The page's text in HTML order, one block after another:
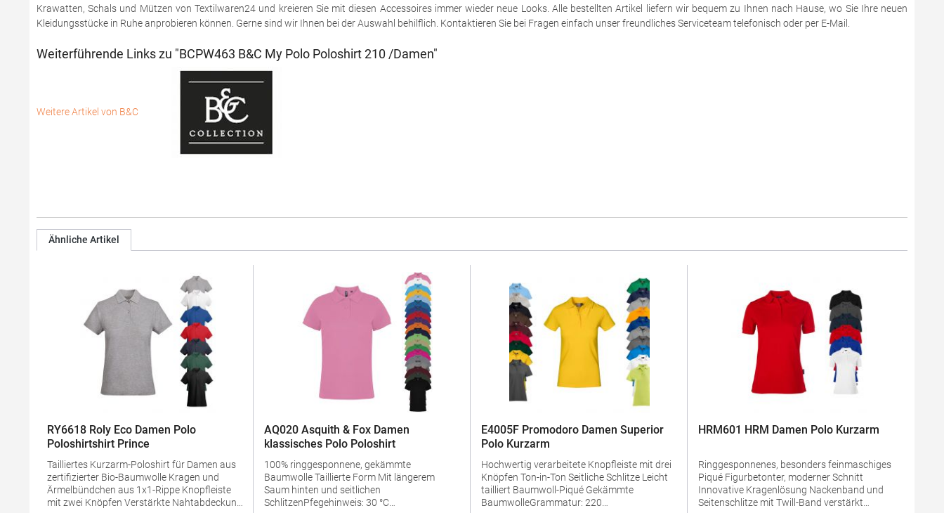
Krawatten, Schals und Mützen von Textilwaren24 und kreieren Sie mit diesen Accessoires immer wieder neue Looks. Alle bestellten Artikel liefern wir bequem zu Ihnen nach Hause, wo Sie Ihre neuen
Kleidungsstücke in Ruhe anprobieren können. Gerne sind wir Ihnen bei der Auswahl behilflich. Kontaktieren Sie bei Fragen einfach unser freundliches Serviceteam telefonisch oder per E-Mail.
Weiterführende Links zu "BCPW463 B&C My Polo Poloshirt 210 /Damen"
Weitere Artikel von B&C
Ähnliche Artikel
RY6618 Roly Eco Damen Polo
Poloshirtshirt Prince
Tailliertes Kurzarm-Poloshirt für Damen aus
zertifizierter Bio-Baumwolle Kragen und
Ärmelbündchen aus 1x1-Rippe Knopfleiste
mit zwei Knöpfen Verstärkte Nahtabdeckung
AQ020 Asquith & Fox Damen
klassisches Polo Poloshirt
100% ringgesponnene, gekämmte
Baumwolle Taillierte Form Mit längerem
Saum hinten und seitlichen
SchlitzenPfegehinweis: 30 °C
E4005F Promodoro Damen Superior
Polo Kurzarm
Hochwertig verarbeitete Knopfleiste mit drei
Knöpfen Ton-in-Ton Seitliche Schlitze Leicht
tailliert Baumwoll-Piqué Gekämmte
BaumwolleGrammatur: 220
HRM601 HRM Damen Polo Kurzarm
Ringgesponnenes, besonders feinmaschiges
Piqué Figurbetonter, moderner Schnitt
Innovative Kragenlösung Nackenband und
Seitenschlitze mit Twill-Band verstärkt